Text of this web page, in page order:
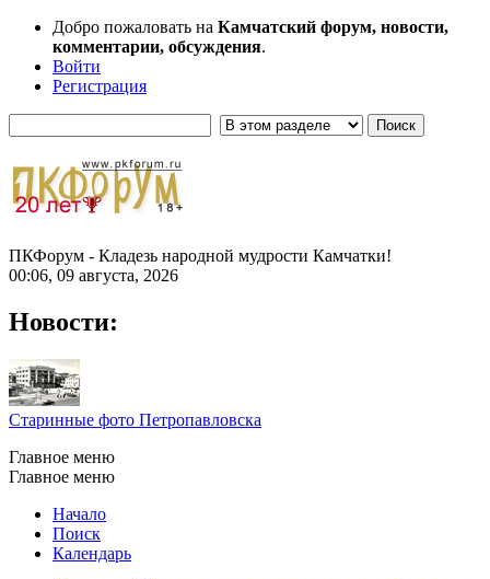
Добро пожаловать на Камчатский форум, новости,
комментарии, обсуждения.
Войти
Регистрация
ПКФорум - Кладезь народной мудрости Камчатки!
00:06, 09 августа, 2026
Новости:
Старинные фото Петропавловска
Главное меню
Главное меню
Начало
Поиск
Календарь